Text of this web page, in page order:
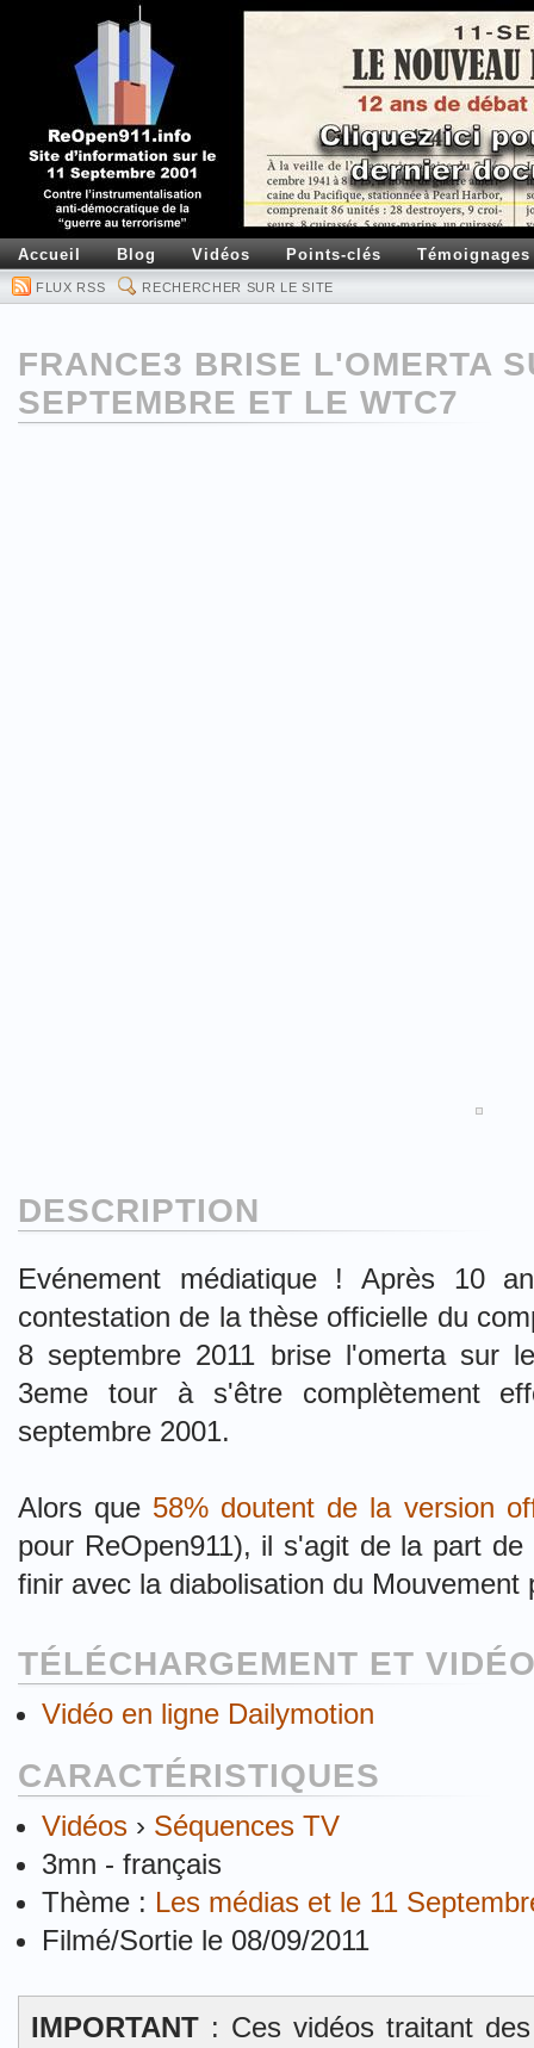
Accueil Blog Vidéos Points-clés Témoignages
FLUX RSS RECHERCHER SUR LE SITE
FRANCE3 BRISE L'OMERTA
SEPTEMBRE ET LE WTC7
DESCRIPTION
Evénement médiatique ! Après 10
contestation de la thèse officielle du
8 septembre 2011 brise l'omerta sur
3eme tour à s'être complètement
septembre 2001.
Alors que 58% doutent de la version
pour ReOpen911), il s'agit de la part
finir avec la diabolisation du Mouvement
TÉLÉCHARGEMENT ET
Vidéo en ligne Dailymotion
CARACTÉRISTIQUES
Vidéos › Séquences TV
3mn - français
Thème : Les médias et le 11
Filmé/Sortie le 08/09/2011
IMPORTANT : Ces vidéos traitant